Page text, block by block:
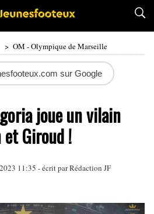
> OM - Olympique de Marseille
sur Google
joue un vilain
Giroud !
11:35 - écrit par Rédaction JF